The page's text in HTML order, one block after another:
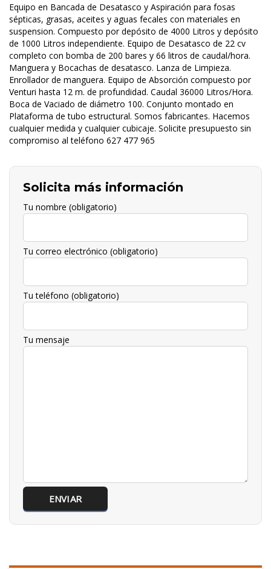
Equipo en Bancada de Desatasco y Aspiración para fosas
sépticas, grasas, aceites y aguas fecales con materiales en
suspension. Compuesto por depósito de 4000 Litros y depósito
de 1000 Litros independiente. Equipo de Desatasco de 22 cv
completo con bomba de 200 bares y 66 litros de caudal/hora.
Manguera y Bocachas de desatasco. Lanza de Limpieza.
Enrollador de manguera. Equipo de Absorción compuesto por
Venturi hasta 12 m. de profundidad. Caudal 36000 Litros/Hora.
Boca de Vaciado de diámetro 100. Conjunto montado en
Plataforma de tubo estructural. Somos fabricantes. Hacemos
cualquier medida y cualquier cubicaje. Solicite presupuesto sin
compromiso al teléfono 627 477 965
Solicita más información
Tu nombre (obligatorio)
Tu correo electrónico (obligatorio)
Tu teléfono (obligatorio)
Tu mensaje